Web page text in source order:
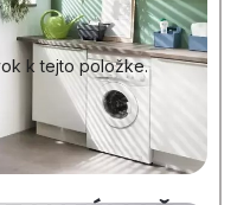
k tejto položke.